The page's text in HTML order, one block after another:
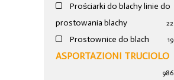
Prościarki do blachy linie do
prostowania blachy
22
Prostownice do blach 19
ASPORTAZIONI TRUCIOLO
986